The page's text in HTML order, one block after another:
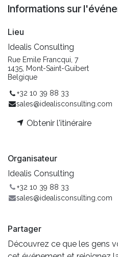
Informations sur
Lieu
Idealis Consulting
Rue Emile Francqui, 7
1435, Mont-Saint-Guibert
Belgique
+32 10 39 88 33
sales@idealisconsulting.com
Obtenir l'itinéraire
Organisateur
Idealis Consulting
+32 10 39 88 33
sales@idealisconsulting.com
Partager
Découvrez ce que les gens